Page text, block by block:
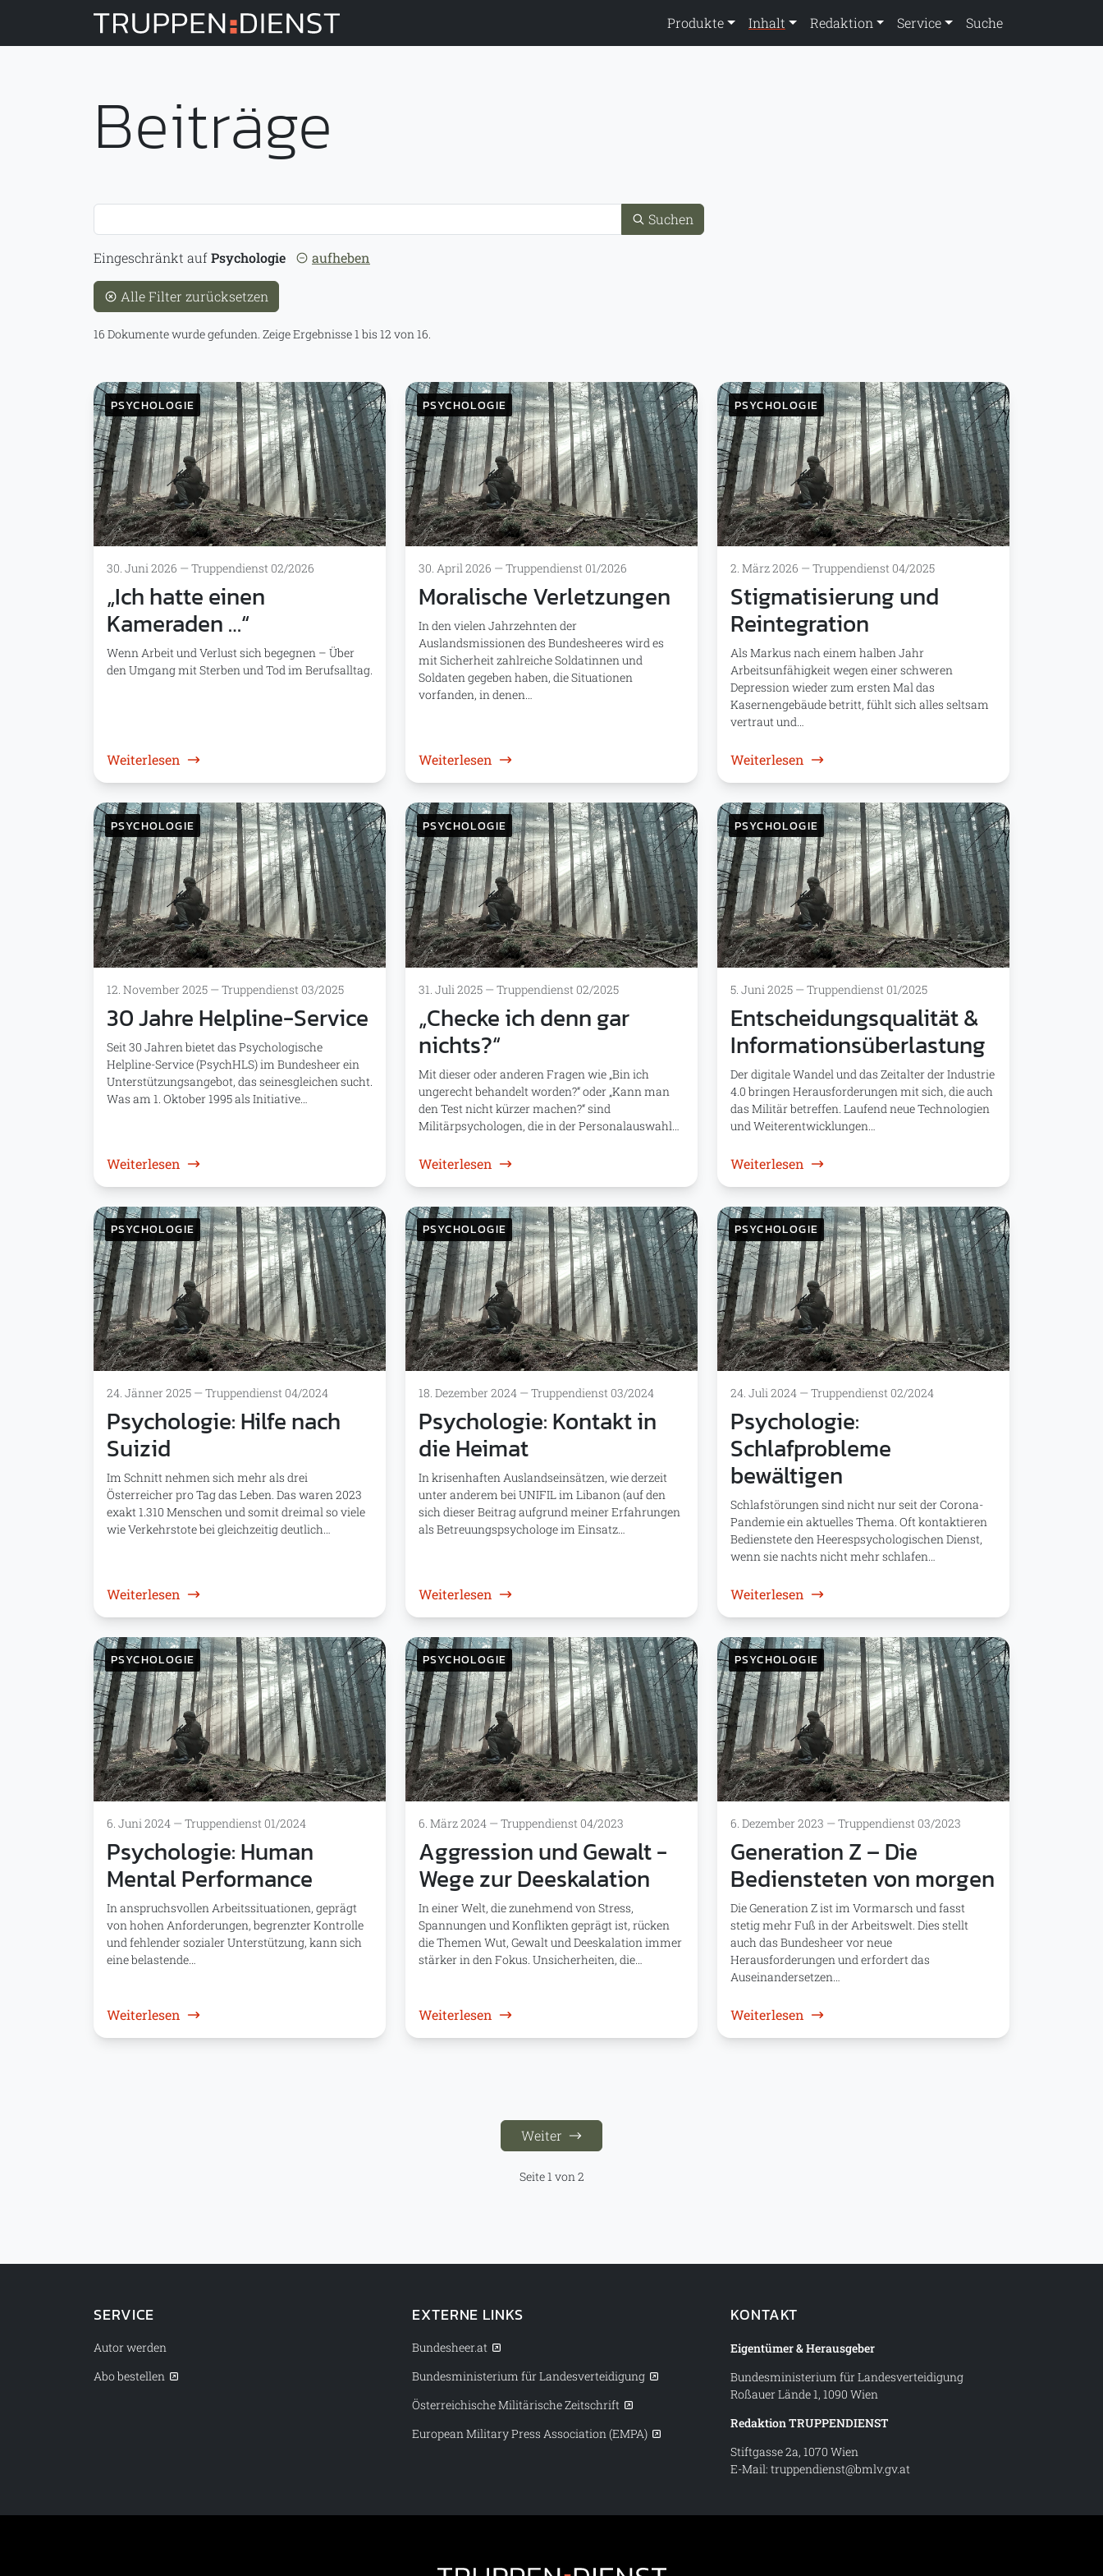
Truppendienst Produkte Inhalt Redaktion Service Suche
Beiträge
Suchen
Eingeschränkt aufPsychologie aufheben
Alle Filter zurücksetzen
16 Dokumente wurde gefunden. Zeige Ergebnisse 1 bis 12 von 16.
PSYCHOLOGIE
30. Juni 2026 — Truppendienst 02/2026
„Ich hatte einen
Kameraden …“
Wenn Arbeit und Verlust sich begegnen – Über
den Umgang mit Sterben und Tod im Berufsalltag.
Weiterlesen : „Ich hatte einen Kameraden …“
PSYCHOLOGIE
30. April 2026 — Truppendienst 01/2026
Moralische Verletzungen
In den vielen Jahrzehnten der
Auslandsmissionen des Bundesheeres wird es
mit Sicherheit zahlreiche Soldatinnen und
Soldaten gegeben haben, die Situationen
vorfanden, in denen…
Weiterlesen : Moralische Verletzungen
PSYCHOLOGIE
2. März 2026 — Truppendienst 04/2025
Stigmatisierung und
Reintegration
Als Markus nach einem halben Jahr
Arbeitsunfähigkeit wegen einer schweren
Depression wieder zum ersten Mal das
Kasernengebäude betritt, fühlt sich alles seltsam
vertraut und…
Weiterlesen : Stigmatisierung und Reintegration
PSYCHOLOGIE
12. November 2025 — Truppendienst 03/2025
30 Jahre Helpline-Service
Seit 30 Jahren bietet das Psychologische
Helpline-Service (PsychHLS) im Bundesheer ein
Unterstützungsangebot, das seinesgleichen sucht.
Was am 1. Oktober 1995 als Initiative…
Weiterlesen : 30 Jahre Helpline-Service
PSYCHOLOGIE
31. Juli 2025 — Truppendienst 02/2025
„Checke ich denn gar
nichts?“
Mit dieser oder anderen Fragen wie „Bin ich
ungerecht behandelt worden?“ oder „Kann man
den Test nicht kürzer machen?“ sind
Militärpsychologen, die in der Personalauswahl…
Weiterlesen : „Checke ich denn gar nichts?“
PSYCHOLOGIE
5. Juni 2025 — Truppendienst 01/2025
Entscheidungsqualität &
Informationsüberlastung
Der digitale Wandel und das Zeitalter der Industrie
4.0 bringen Herausforderungen mit sich, die auch
das Militär betreffen. Laufend neue Technologien
und Weiterentwicklungen…
Weiterlesen : Entscheidungsqualität &
PSYCHOLOGIE
24. Jänner 2025 — Truppendienst 04/2024
Psychologie: Hilfe nach
Suizid
Im Schnitt nehmen sich mehr als drei
Österreicher pro Tag das Leben. Das waren 2023
exakt 1.310 Menschen und somit dreimal so viele
wie Verkehrstote bei gleichzeitig deutlich…
Weiterlesen : Psychologie: Hilfe nach Suizid
PSYCHOLOGIE
18. Dezember 2024 — Truppendienst 03/2024
Psychologie: Kontakt in
die Heimat
In krisenhaften Auslandseinsätzen, wie derzeit
unter anderem bei UNIFIL im Libanon (auf den
sich dieser Beitrag aufgrund meiner Erfahrungen
als Betreuungspsychologe im Einsatz…
Weiterlesen : Psychologie: Kontakt in die Heimat
PSYCHOLOGIE
24. Juli 2024 — Truppendienst 02/2024
Psychologie:
Schlafprobleme
bewältigen
Schlafstörungen sind nicht nur seit der Corona-
Pandemie ein aktuelles Thema. Oft kontaktieren
Bedienstete den Heerespsychologischen Dienst,
wenn sie nachts nicht mehr schlafen…
Weiterlesen : Psychologie: Schlafprobleme bewältigen
PSYCHOLOGIE
6. Juni 2024 — Truppendienst 01/2024
Psychologie: Human
Mental Performance
In anspruchsvollen Arbeitssituationen, geprägt
von hohen Anforderungen, begrenzter Kontrolle
und fehlender sozialer Unterstützung, kann sich
eine belastende…
Weiterlesen : Psychologie: Human Mental Performance
PSYCHOLOGIE
6. März 2024 — Truppendienst 04/2023
Aggression und Gewalt -
Wege zur Deeskalation
In einer Welt, die zunehmend von Stress,
Spannungen und Konflikten geprägt ist, rücken
die Themen Wut, Gewalt und Deeskalation immer
stärker in den Fokus. Unsicherheiten, die…
Weiterlesen : Aggression und Gewalt - Wege zur Deeskalation
PSYCHOLOGIE
6. Dezember 2023 — Truppendienst 03/2023
Generation Z – Die
Bediensteten von morgen
Die Generation Z ist im Vormarsch und fasst
stetig mehr Fuß in der Arbeitswelt. Dies stellt
auch das Bundesheer vor neue
Herausforderungen und erfordert das
Auseinandersetzen…
Weiterlesen : Generation Z – Die Bediensteten von morgen
Weiter
Seite 1 von 2
SERVICE
Autor werden
Abo bestellen
EXTERNE LINKS
Bundesheer.at
Bundesministerium für Landesverteidigung
Österreichische Militärische Zeitschrift
European Military Press Association (EMPA)
KONTAKT
Eigentümer & Herausgeber
Bundesministerium für Landesverteidigung
Roßauer Lände 1, 1090 Wien
Redaktion TRUPPENDIENST
Stiftgasse 2a, 1070 Wien
E-Mail: truppendienst@bmlv.gv.at